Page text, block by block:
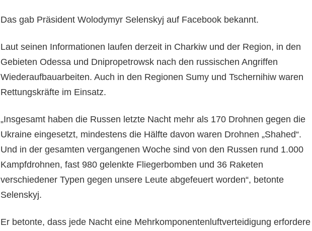
Das gab Präsident Wolodymyr Selenskyj auf Facebook bekannt.
Laut seinen Informationen laufen derzeit in Charkiw und der Region, in den
Gebieten Odessa und Dnipropetrowsk nach den russischen Angriffen
Wiederaufbauarbeiten. Auch in den Regionen Sumy und Tschernihiw waren
Rettungskräfte im Einsatz.
„Insgesamt haben die Russen letzte Nacht mehr als 170 Drohnen gegen die
Ukraine eingesetzt, mindestens die Hälfte davon waren Drohnen „Shahed“.
Und in der gesamten vergangenen Woche sind von den Russen rund 1.000
Kampfdrohnen, fast 980 gelenkte Fliegerbomben und 36 Raketen
verschiedener Typen gegen unsere Leute abgefeuert worden“, betonte
Selenskyj.
Er betonte, dass jede Nacht eine Mehrkomponentenluftverteidigung erfordere